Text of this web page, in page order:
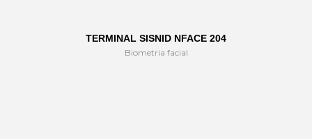
TERMINAL SISNID NFACE 204
Biometria facial